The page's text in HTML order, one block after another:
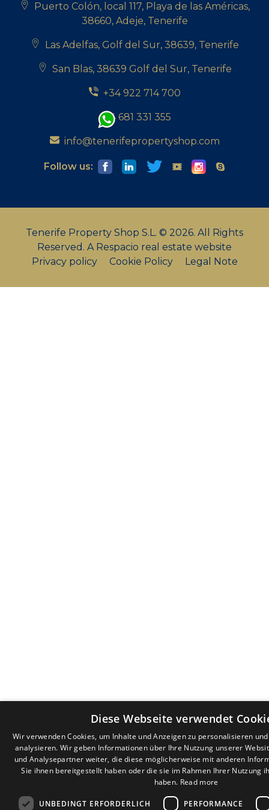
Puerto Colón, local 117, Playa de las Américas,
38660, Adeje, Tenerife
Las Adelfas, Golf del Sur, 38639, Tenerife
San Blas, 38639 Golf del Sur, Tenerife
+34 922 714 700
+34 681 331 355
info@tenerifepropertyshop.com
Follow us:
Tenerife Property Shop S.L. © 2026. All Rights
Reserved. A Respacio real estate website
Privacy policy
Cookie Policy Legal Note
Diese Webseite verwendet
Wir verwenden Cookies, um Inhalte und Anzeigen zu personalisieren
analysieren. Wir geben Informationen über Ihre Nutzung unserer
und Analysepartner weiter, die diese möglicherweise mit anderen
Sie ihnen bereitgestellt haben oder die sie im Rahmen Ihrer Nutzung
haben. Read more
UNBEDINGT ERFORDERLICH PERFORMANCE